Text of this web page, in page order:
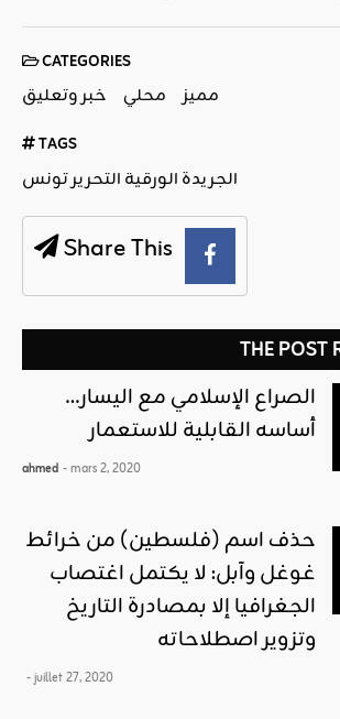
CATEGORIES
خبر وتعليق محلي مميز
TAGS
الجريدة الورقية التحرير تونس
Share This
THE POST
الصراع الإسلامي مع اليسار…
أساسه القابلية للاستعمار
ahmed - mars 2, 2020
حذف اسم (فلسطين) من خرائط
غوغل وآبل: لا يكتمل اغتصاب
الجغرافيا إلا بمصادرة التاريخ
وتزوير اصطلاحاته
- juillet 27, 2020